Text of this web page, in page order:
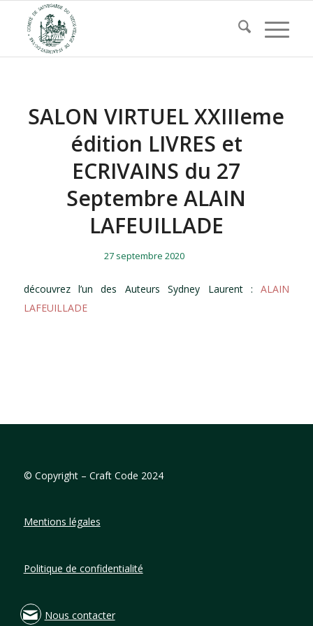
SALON VIRTUEL XXIIIeme
édition LIVRES et
ECRIVAINS du 27
Septembre ALAIN
LAFEUILLADE
27 septembre 2020
découvrez l’un des Auteurs Sydney Laurent : ALAIN
LAFEUILLADE
© Copyright – Craft Code 2024
Mentions légales
Politique de confidentialité
Nous contacter